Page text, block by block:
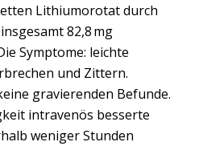
Lithiumorotat durch
82,8 mg
Symptome: leichte
und Zittern.
gravierenden Befunde.
intravenös besserte
weniger Stunden